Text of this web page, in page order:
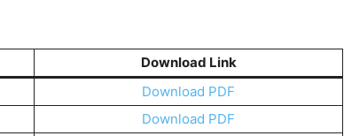
Download Link
Download PDF
Download PDF